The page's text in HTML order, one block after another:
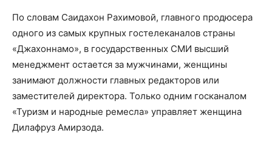
По словам Саидахон Рахимовой, главного продюсера
одного из самых крупных гостелеканалов страны
«Джахоннамо», в государственных СМИ высший
менеджмент остается за мужчинами, женщины
занимают должности главных редакторов или
заместителей директора. Только одним госканалом
«Туризм и народные ремесла» управляет женщина
Дилафруз Амирзода.